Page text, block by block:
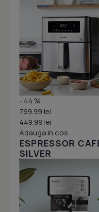
- 44 %
799.99 lei
449.99 lei
Adauga in cos
ESPRESSOR
SILVER